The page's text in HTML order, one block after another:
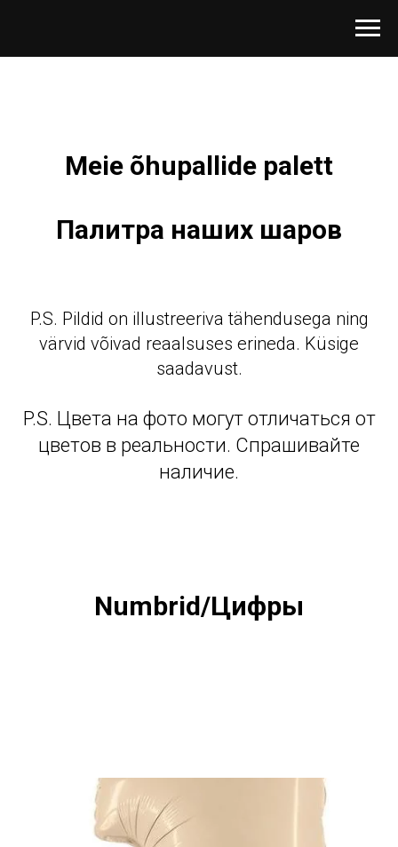
Meie õhupallide palett
Палитра наших шаров
P.S. Pildid on illustreeriva tähendusega ning
värvid võivad reaalsuses erineda. Küsige
saadavust.
P.S. Цвета на фото могут отличаться от
цветов в реальности. Спрашивайте
наличие.
Numbrid/Цифры